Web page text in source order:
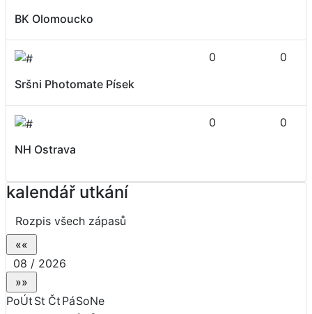
BK Olomoucko
Sršni Photomate Písek
0 0
NH Ostrava
0 0
kalendář utkání
Rozpis všech zápasů
08 / 2026
PoÚt St Čt PáSoNe